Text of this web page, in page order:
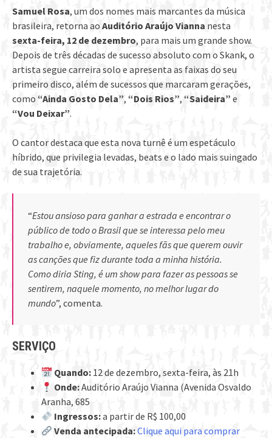
Samuel Rosa, um dos nomes mais marcantes da música
brasileira, retorna ao Auditório Araújo Vianna nesta
sexta-feira, 12 de dezembro, para mais um grande show.
Depois de três décadas de sucesso absoluto com o Skank, o
artista segue carreira solo e apresenta as faixas do seu
primeiro disco, além de sucessos que marcaram gerações,
como “Ainda Gosto Dela”, “Dois Rios”, “Saideira” e
“Vou Deixar”.
O cantor destaca que esta nova turnê é um espetáculo
híbrido, que privilegia levadas, beats e o lado mais suingado
de sua trajetória.
“Estou ansioso para ganhar a estrada e encontrar o
público de todo o Brasil que se interessa pelo meu
trabalho e, obviamente, aqueles fãs que querem ouvir
as canções que fiz durante toda a minha história.
Como diria Sting, é um show para fazer as pessoas se
sentirem, naquele momento, no melhor lugar do
mundo”, comenta.
SERVIÇO
Quando: 12 de dezembro, sexta-feira, às 21h
Onde:Auditório Araújo Vianna (Avenida Osvaldo
Aranha, 685
Ingressos:a partir de R$ 100,00
Venda antecipada:Clique aqui para comprar